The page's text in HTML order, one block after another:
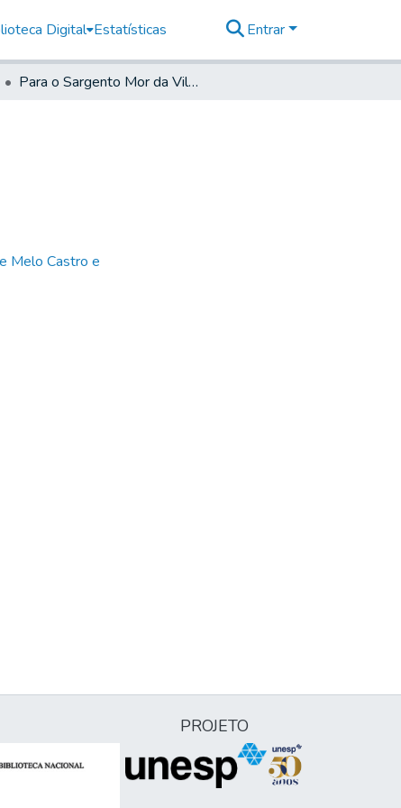
Digital Estatísticas Entrar
Para o Sargento Mor da Vila de Mogimirim
Melo Castro e
PROJETO